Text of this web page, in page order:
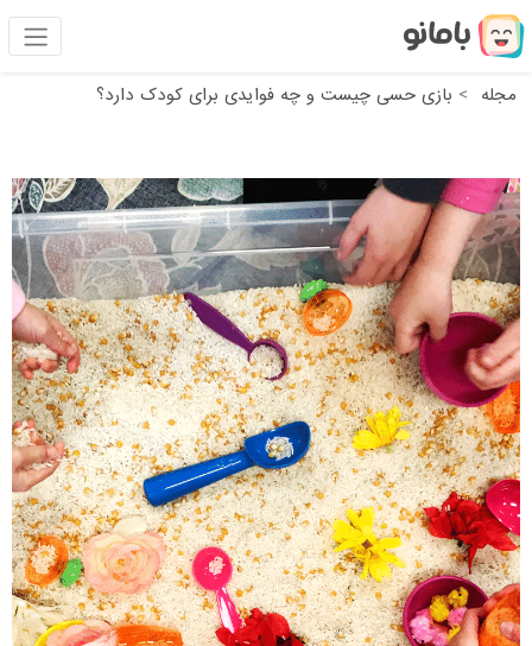
مجله بازی حسی چیست و چه فوایدی برای کودک دارد؟